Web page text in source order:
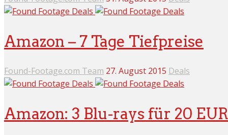
Amazon – 7 Tage Tiefpreise
Found-Footage.com Team 27. August 2015 Deals
Amazon: 3 Blu-rays für 20 EUR